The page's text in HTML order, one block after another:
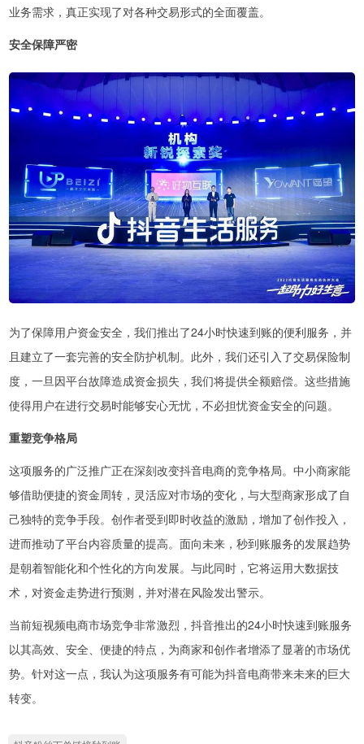
业务需求，真正实现了对各种交易形式的全面覆盖。
安全保障严密
为了保障用户资金安全，我们推出了24小时快速到账的便利服务，并
且建立了一套完善的安全防护机制。此外，我们还引入了交易保险制
度，一旦因平台故障造成资金损失，我们将提供全额赔偿。这些措施
使得用户在进行交易时能够安心无忧，不必担忧资金安全的问题。
重塑竞争格局
这项服务的广泛推广正在深刻改变抖音电商的竞争格局。中小商家能
够借助便捷的资金周转，灵活应对市场的变化，与大型商家形成了自
己独特的竞争手段。创作者受到即时收益的激励，增加了创作投入，
进而推动了平台内容质量的提高。面向未来，秒到账服务的发展趋势
是朝着智能化和个性化的方向发展。与此同时，它将运用大数据技
术，对资金走势进行预测，并对潜在风险发出警示。
当前短视频电商市场竞争非常激烈，抖音推出的24小时快速到账服务
以其高效、安全、便捷的特点，为商家和创作者增添了显著的市场优
势。针对这一点，我认为这项服务有可能为抖音电商带来未来的巨大
转变。